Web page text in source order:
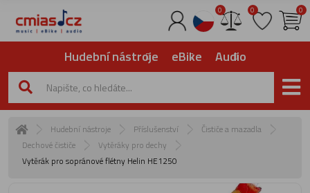
0 0 0
Hudební nástroje eBike Audio
Hudební nástroje Příslušenství
Čističe a mazadla
Dechové čističe
Vytěráky pro dechy
Vytěrák pro sopránové flétny Helin HE1250